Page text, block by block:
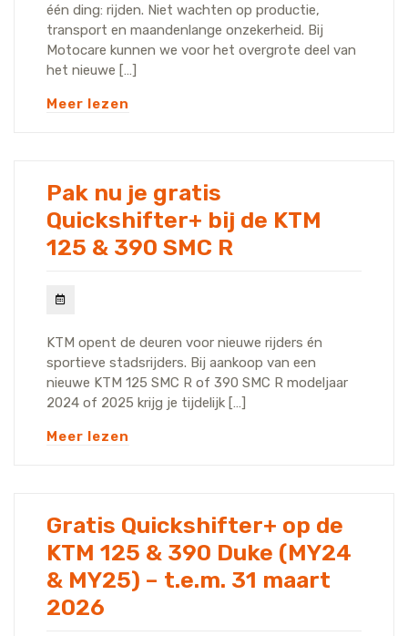
één ding: rijden. Niet wachten op productie,
transport en maandenlange onzekerheid. Bij
Motocare kunnen we voor het overgrote deel van
het nieuwe […]
Meer lezen
Pak nu je gratis
Quickshifter+ bij de KTM
125 & 390 SMC R
KTM opent de deuren voor nieuwe rijders én
sportieve stadsrijders. Bij aankoop van een
nieuwe KTM 125 SMC R of 390 SMC R modeljaar
2024 of 2025 krijg je tijdelijk […]
Meer lezen
Gratis Quickshifter+ op de
KTM 125 & 390 Duke (MY24
& MY25) – t.e.m. 31 maart
2026